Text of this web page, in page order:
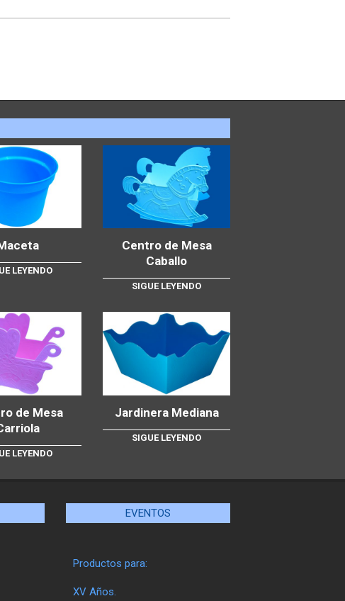
LEYENDO
Centro de Mesa
Caballo
SIGUE LEYENDO
de Mesa
LEYENDO
Jardinera Mediana
SIGUE LEYENDO
EVENTOS
Productos para:
XV Años.